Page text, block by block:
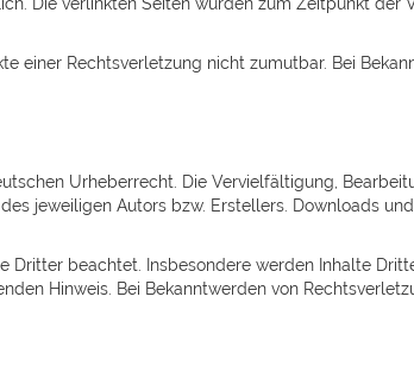
einer Rechtsverletzung nicht zumutbar. Bei
Urheberrecht. Die Vervielfältigung,
jeweiligen Autors bzw. Erstellers. Downloads
beachtet. Insbesondere werden Inhalte
Hinweis. Bei Bekanntwerden von